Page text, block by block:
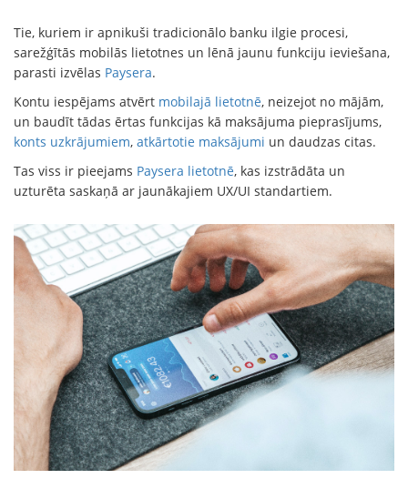
Tie, kuriem ir apnikuši tradicionālo banku ilgie procesi,
sarežģītās mobilās lietotnes un lēnā jaunu funkciju ieviešana,
parasti izvēlas Paysera.
Kontu iespējams atvērt mobilajā lietotnē, neizejot no mājām,
un baudīt tādas ērtas funkcijas kā maksājuma pieprasījums,
konts uzkrājumiem, atkārtotie maksājumi un daudzas citas.
Tas viss ir pieejams Paysera lietotnē, kas izstrādāta un
uzturēta saskaņā ar jaunākajiem UX/UI standartiem.